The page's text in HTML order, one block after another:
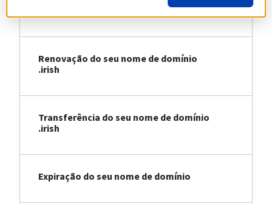
Registo do seu nome de domínio .irish
Renovação do seu nome de domínio
.irish
Transferência do seu nome de domínio
.irish
Expiração do seu nome de domínio